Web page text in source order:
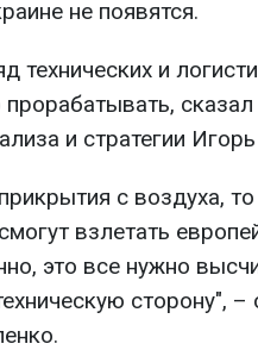
не появятся.
технических и
и стратегии
с воздуха, то
взлетать
это все нужно
сторону", –